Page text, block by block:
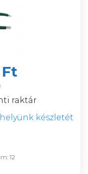
Ft
raktár
készletét
12